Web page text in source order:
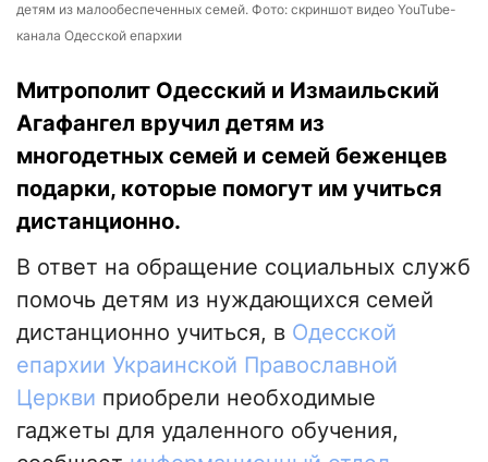
детям из малообеспеченных семей. Фото: скриншот видео YouTube-
канала Одесской епархии
Митрополит Одесский и Измаильский
Агафангел вручил детям из
многодетных семей и семей беженцев
подарки, которые помогут им учиться
дистанционно.
В ответ на обращение социальных служб
помочь детям из нуждающихся семей
дистанционно учиться, в Одесской
епархии Украинской Православной
Церкви приобрели необходимые
гаджеты для удаленного обучения,